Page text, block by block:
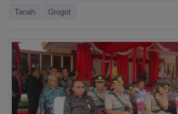
Tanah
Grogot